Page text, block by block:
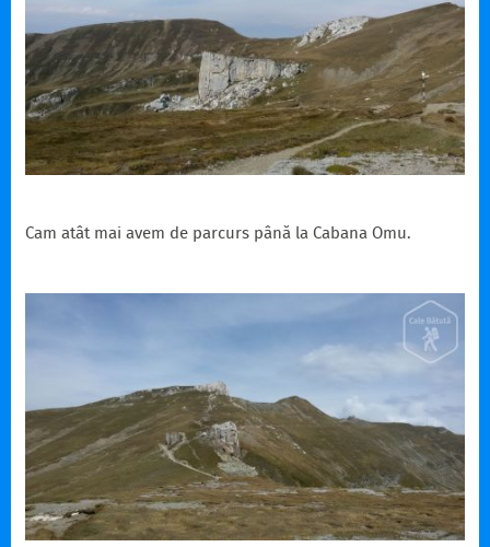
Cam atât mai avem de parcurs până la Cabana Omu.